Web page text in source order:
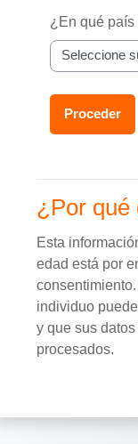
¿En qué país
¿Por qué
Esta
edad está por
individuo
y que sus
procesados.